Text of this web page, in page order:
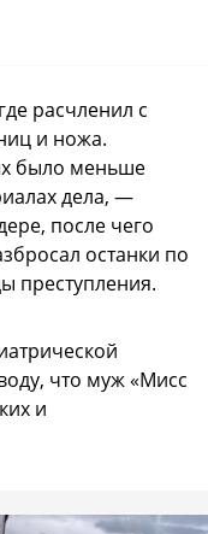
расчленил с
и ножа.
было меньше
дела, —
после чего
останки по
преступления.
что муж «Мисс
и